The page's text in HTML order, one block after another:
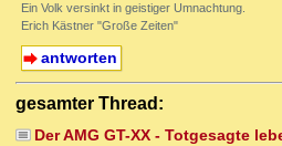
Ein Volk versinkt in geistiger Umnachtung.
Erich Kästner "Große Zeiten"
antworten
gesamter Thread:
Der AMG GT-XX - Totgesagte